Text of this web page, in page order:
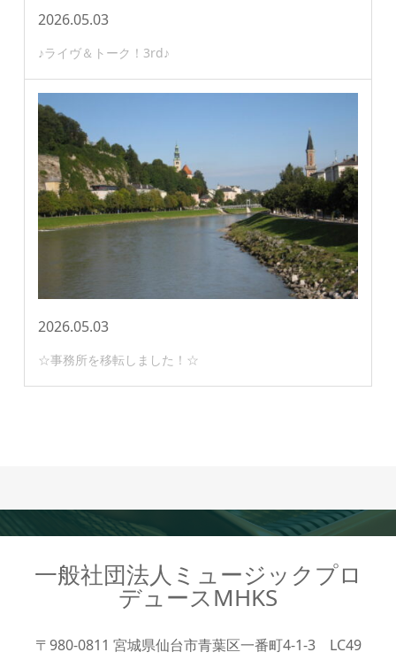
2026.05.03
♪ライヴ＆トーク！3rd♪
2026.05.03
☆事務所を移転しました！☆
一般社団法人ミュージックプロ
デュースMHKS
〒980-0811 宮城県仙台市青葉区一番町4-1-3 LC49